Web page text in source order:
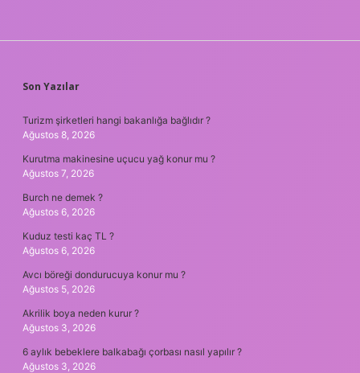
SIDEBAR
Son Yazılar
Turizm şirketleri hangi bakanlığa bağlıdır ?
Ağustos 8, 2026
Kurutma makinesine uçucu yağ konur mu ?
Ağustos 7, 2026
Burch ne demek ?
Ağustos 6, 2026
Kuduz testi kaç TL ?
Ağustos 6, 2026
Avcı böreği dondurucuya konur mu ?
Ağustos 5, 2026
Akrilik boya neden kurur ?
Ağustos 3, 2026
6 aylık bebeklere balkabağı çorbası nasıl yapılır ?
Ağustos 3, 2026